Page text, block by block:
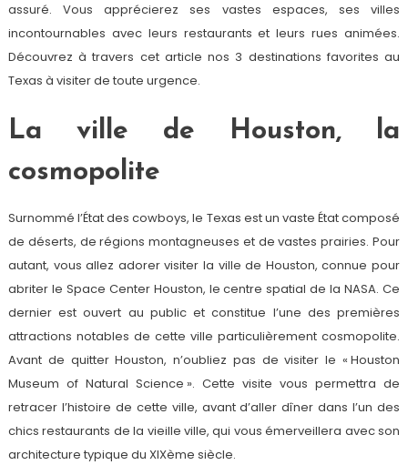
assuré. Vous apprécierez ses vastes espaces, ses villes
incontournables avec leurs restaurants et leurs rues animées.
Découvrez à travers cet article nos 3 destinations favorites au
Texas à visiter de toute urgence.
La ville de Houston, la
cosmopolite
Surnommé l’État des cowboys, le Texas est un vaste État composé
de déserts, de régions montagneuses et de vastes prairies. Pour
autant, vous allez adorer visiter la ville de Houston, connue pour
abriter le Space Center Houston, le centre spatial de la NASA. Ce
dernier est ouvert au public et constitue l’une des premières
attractions notables de cette ville particulièrement cosmopolite.
Avant de quitter Houston, n’oubliez pas de visiter le « Houston
Museum of Natural Science ». Cette visite vous permettra de
retracer l’histoire de cette ville, avant d’aller dîner dans l’un des
chics restaurants de la vieille ville, qui vous émerveillera avec son
architecture typique du XIXème siècle.